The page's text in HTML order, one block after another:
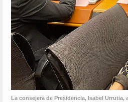
La consejera de Presidencia, Isabel